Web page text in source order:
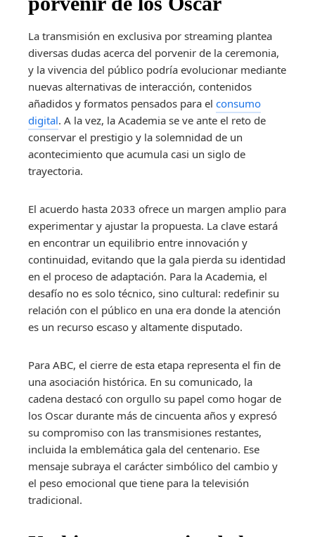
La transmisión en exclusiva por streaming plantea
diversas dudas acerca del porvenir de la ceremonia,
y la vivencia del público podría evolucionar mediante
nuevas alternativas de interacción, contenidos
añadidos y formatos pensados para el consumo
digital. A la vez, la Academia se ve ante el reto de
conservar el prestigio y la solemnidad de un
acontecimiento que acumula casi un siglo de
trayectoria.
El acuerdo hasta 2033 ofrece un margen amplio para
experimentar y ajustar la propuesta. La clave estará
en encontrar un equilibrio entre innovación y
continuidad, evitando que la gala pierda su identidad
en el proceso de adaptación. Para la Academia, el
desafío no es solo técnico, sino cultural: redefinir su
relación con el público en una era donde la atención
es un recurso escaso y altamente disputado.
Para ABC, el cierre de esta etapa representa el fin de
una asociación histórica. En su comunicado, la
cadena destacó con orgullo su papel como hogar de
los Oscar durante más de cincuenta años y expresó
su compromiso con las transmisiones restantes,
incluida la emblemática gala del centenario. Ese
mensaje subraya el carácter simbólico del cambio y
el peso emocional que tiene para la televisión
tradicional.